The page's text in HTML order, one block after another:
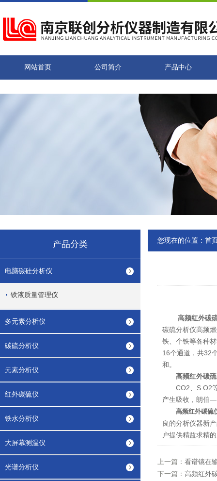
网站首页 公司简介 产品中心
产品分类
电脑碳硅分析仪
铁液质量管理仪
多元素分析仪
碳硫分析仪
元素分析仪
红外碳硫仪
铁水分析仪
大屏幕测温仪
光谱分析仪
您现在的位置： 首
高频红外碳
碳硫分析仪高频
铁、个铁等各种
16个通道，共32
和。
高频红外碳
CO2、S O2等
产生吸收，朗伯
高频红外碳硫
良的分析仪器新
户提供精益求精
上一篇： 看谱镜在
下一篇： 高频红外